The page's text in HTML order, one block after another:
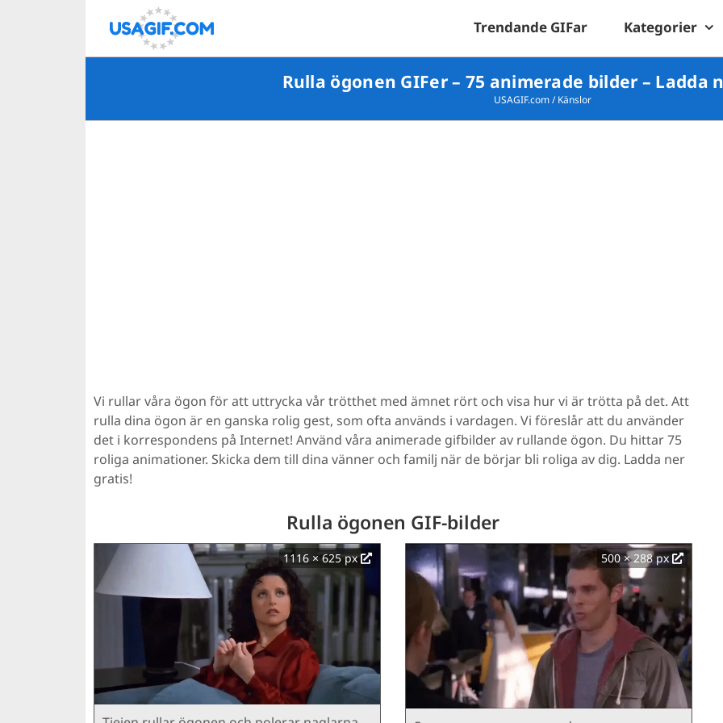
Trendande GIFar Kategorier
Rulla ögonen GIFer – 75 animerade bilder – Ladda
USAGIF.com/Känslor
Vi rullar våra ögon för att uttrycka vår trötthet med ämnet rört och visa hur vi är trötta på det. Att
rulla dina ögon är en ganska rolig gest, som ofta används i vardagen. Vi föreslår att du använder
det i korrespondens på Internet! Använd våra animerade gifbilder av rullande ögon. Du hittar 75
roliga animationer. Skicka dem till dina vänner och familj när de börjar bli roliga av dig. Ladda ner
gratis!
Rulla ögonen GIF-bilder
1116 × 625 px 500 × 288 px